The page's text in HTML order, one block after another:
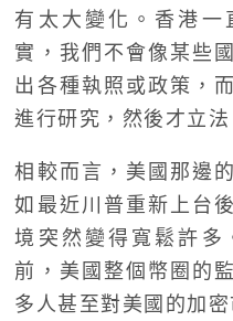
有太大變化。香港一
實，我們不會像某些
出各種執照或政策，
進行研究，然後才立
相較而言，美國那邊
如最近川普重新上台
境突然變得寬鬆許多
前，美國整個幣圈的
多人甚至對美國的加